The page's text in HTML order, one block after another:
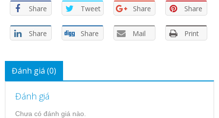
Share
Tweet Share Share
Share Share Mail Print
Đánh giá (0)
Đánh giá
Chưa có đánh giá nào.